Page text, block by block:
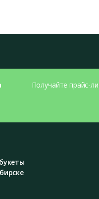
Получайте прайс-